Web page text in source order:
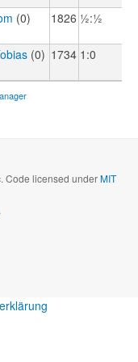
(0) 1826 ½:½
(0) 1734 1:0
Code licensed underMIT